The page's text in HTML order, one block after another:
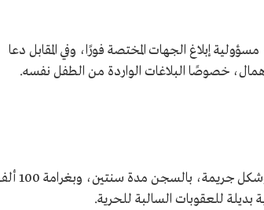
إبلاغ الجهات المختصة فورًا، وفي المقابل دعا
خصوصًا البلاغات الواردة من الطفل نفسه.
يعاقب نظام حماية الطفل كل من ارتكب فعلًا من أفعال الإيذاء وشكل
بديلة للعقوبات السالبة للحرية.